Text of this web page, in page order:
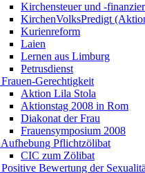
Kirchensteuer und -
KirchenVolksPredigt
Kurienreform
Laien
Lernen aus Limburg
Petrusdienst
Frauen-Gerechtigkeit
Aktion Lila Stola
Aktionstag 2008 in Rom
Diakonat der Frau
Frauensymposium 2008
Pflichtzölibat
CIC zum Zölibat
Bewertung der